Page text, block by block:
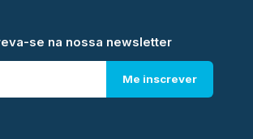
se na nossa newsletter
Me inscrever